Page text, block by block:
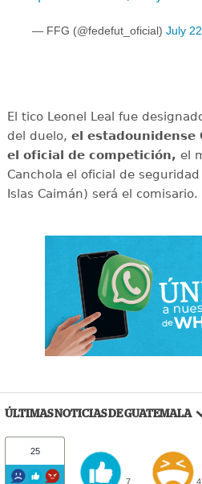
— FFG (@fedefut_oficial) July
El tico Leonel Leal fue
del duelo, el estadounidense
el oficial de competición, el
Canchola el oficial de
Islas Caimán) será el comisario.
ÚLTIMAS NOTICIAS DE GUATEMALA
25
7 4